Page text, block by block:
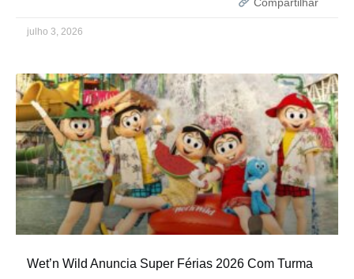
julho 3, 2026
Wet’n Wild Anuncia Super Férias 2026 Com Turma